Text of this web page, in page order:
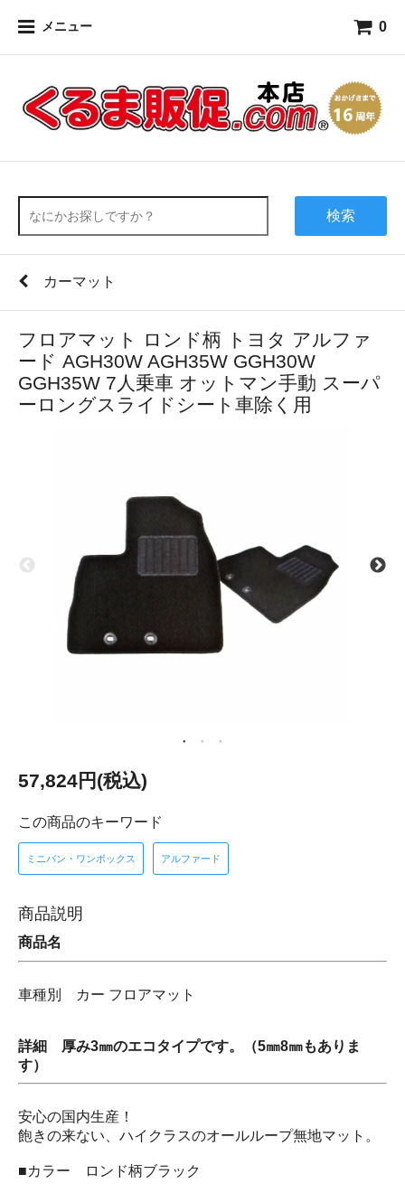
メニュー 0
検索
カーマット
フロアマット ロンド柄 トヨタ アルファ
ード AGH30W AGH35W GGH30W
GGH35W 7人乗車 オットマン手動 スーパ
ーロングスライドシート車除く用
57,824円(税込)
この商品のキーワード
ミニバン・ワンボックス アルファード
商品説明
商品名
車種別 カー フロアマット
詳細 厚み3㎜のエコタイプです。（5㎜8㎜もありま
す）
安心の国内生産！
飽きの来ない、ハイクラスのオールループ無地マット。
■カラー ロンド柄ブラック